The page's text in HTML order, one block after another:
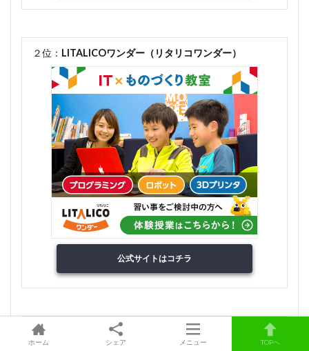
２位： LITALICOワンダー（リタリコワンダー）
公式サイトはコチラ
３位： ヒューマンアカデミージュニア ロボット教室
ホーム シェア メニュー TOPへ